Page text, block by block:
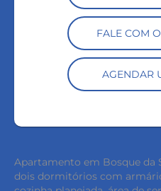
FALE COM
AGENDAR
Apartamento em Bosque da
dois dormitórios com